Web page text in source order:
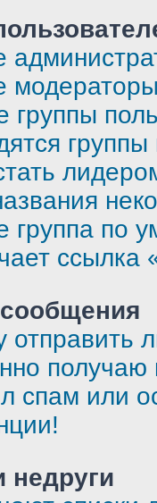
группы
группа по
отправить
спам или
недруги